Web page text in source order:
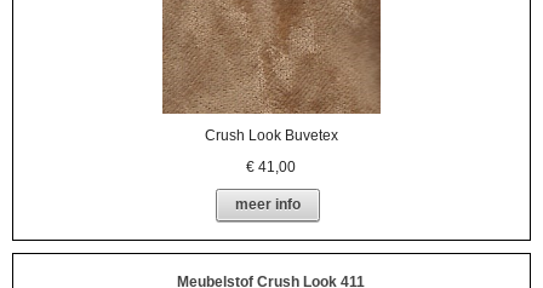
Crush Look Buvetex
€41,00
meer info
Meubelstof Crush Look 411